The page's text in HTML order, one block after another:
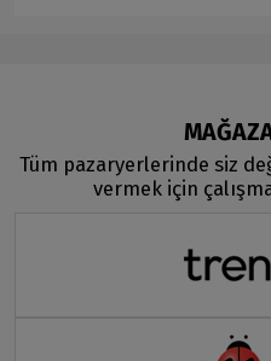
Tüm pazaryerlerinde siz
vermek için